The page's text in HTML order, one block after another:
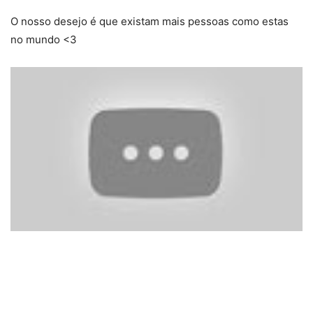
O nosso desejo é que existam mais pessoas como estas
no mundo <3